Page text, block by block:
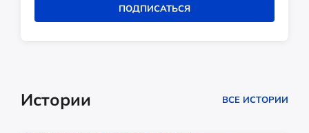
ПОДПИСАТЬСЯ
Истории ВСЕ ИСТОРИИ